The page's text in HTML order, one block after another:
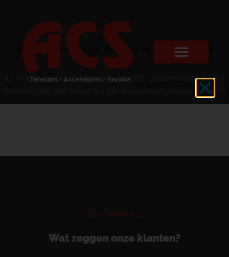
Er zijn geweldige dingen in het verschiet
Er is iets moois in het vooruitzicht! Onze winkel wordt
momenteel gebouwd en zal binnenkort online komen!
TESTIMONIALS
Wat zeggen onze klanten?